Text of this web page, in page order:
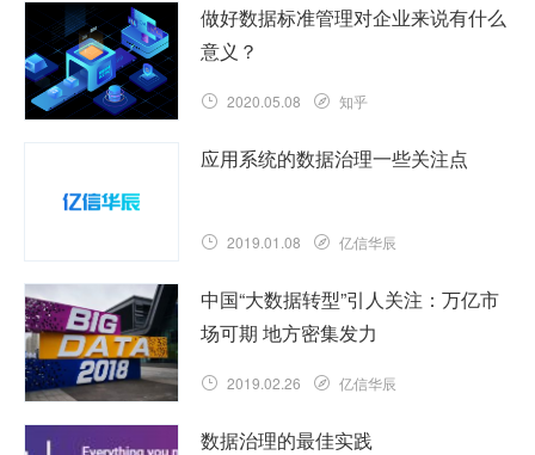
做好数据标准管理对企业来说有什么
意义？
2020.05.08 知乎
应用系统的数据治理一些关注点
2019.01.08 亿信华辰
中国“大数据转型”引人关注：万亿市
场可期 地方密集发力
2019.02.26 亿信华辰
数据治理的最佳实践